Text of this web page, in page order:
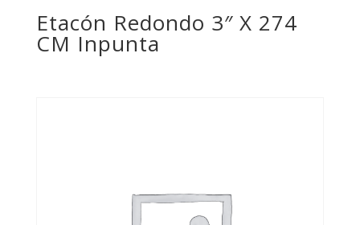
Etacón Redondo 3″ X 274
CM Inpunta